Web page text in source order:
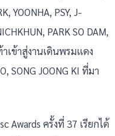
YOONHA, PSY, J-
PARK SO DAM,
าเข้าสู่งานเดินพรมแดง
SONG JOONG KI ที่มา
Awards ครั้งที่ 37 เรียกได้